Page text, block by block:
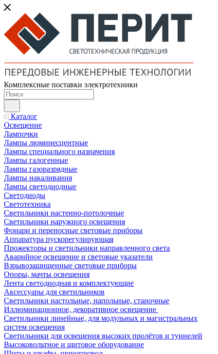
Комплексные поставки электротехники
Каталог
Освещение
Лампочки
Лампы люминесцентные
Лампы специального назначения
Лампы галогенные
Лампы газоразрядные
Лампы накаливания
Лампы светодиодные
Светодиоды
Светотехника
Светильники настенно-потолочные
Светильники наружного освещения
Фонари и переносные световые приборы
Аппаратура пускорегулирующая
Прожекторы и светильники направленного света
Аварийное освещение и световые указатели
Взрывозащищенные световые приборы
Опоры, мачты освещения
Лента светодиодная и комплектующие
Аксессуары для светильников
Светильники настольные, напольные, станочные
Иллюминационное, декоративное освещение
Светильники линейные, для модульных и магистральных
систем освещения
Светильники для освещения высоких пролётов и туннелей
Высоковольтное и щитовое оборудование